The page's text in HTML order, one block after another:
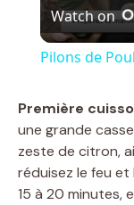
Watch on
Pilons de
Première
une grande
zeste de citron,
réduisez le feu
15 à 20 minutes,